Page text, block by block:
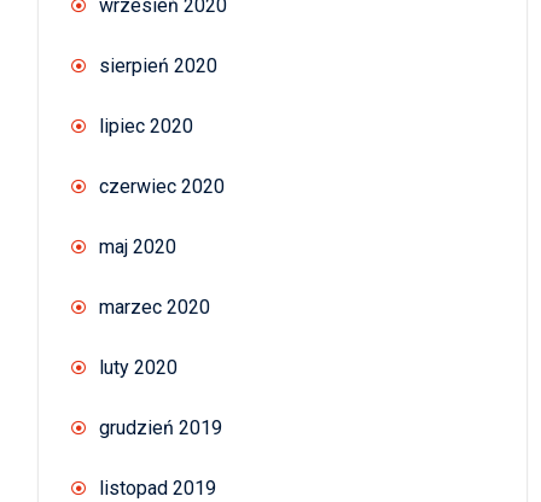
wrzesień 2020
sierpień 2020
lipiec 2020
czerwiec 2020
maj 2020
marzec 2020
luty 2020
grudzień 2019
listopad 2019